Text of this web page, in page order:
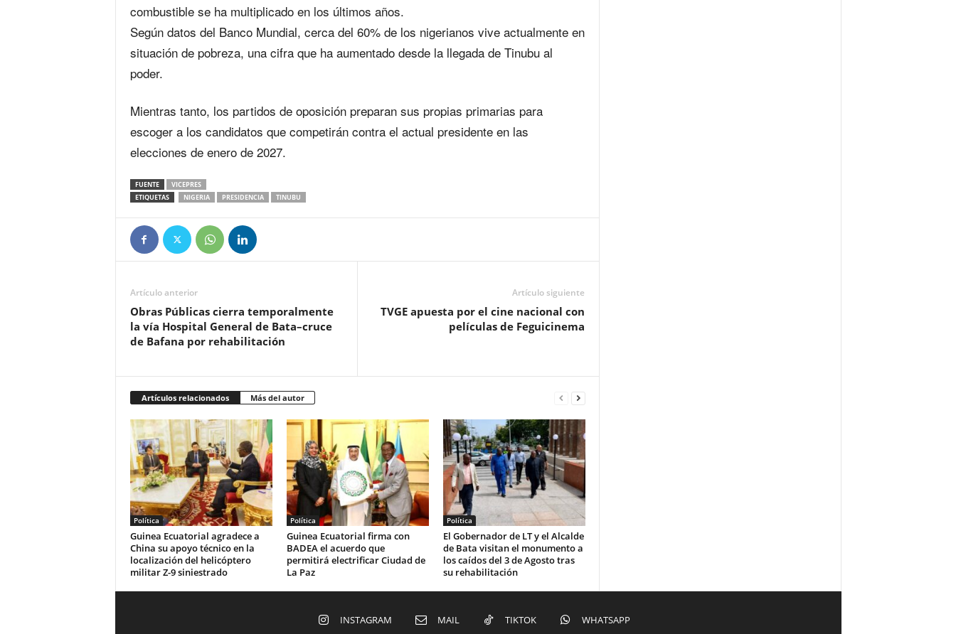
combustible se ha multiplicado en los últimos años.
Según datos del Banco Mundial, cerca del 60% de los nigerianos vive actualmente en
situación de pobreza, una cifra que ha aumentado desde la llegada de Tinubu al
poder.
Mientras tanto, los partidos de oposición preparan sus propias primarias para
escoger a los candidatos que competirán contra el actual presidente en las
elecciones de enero de 2027.
FUENTE
VICEPRES
ETIQUETAS
NIGERIA PRESIDENCIA TINUBU
Artículo anterior
Obras Públicas cierra temporalmente
la vía Hospital General de Bata–cruce
de Bafana por rehabilitación
Artículo siguiente
TVGE apuesta por el cine nacional con
películas de Feguicinema
Artículos relacionados Más del autor
Política
Guinea Ecuatorial agradece a
China su apoyo técnico en la
localización del helicóptero
militar Z-9 siniestrado
Política
Guinea Ecuatorial firma con
BADEA el acuerdo que
permitirá electrificar Ciudad de
La Paz
Política
El Gobernador de LT y el Alcalde
de Bata visitan el monumento a
los caídos del 3 de Agosto tras
su rehabilitación
INSTAGRAM MAIL TIKTOK WHATSAPP